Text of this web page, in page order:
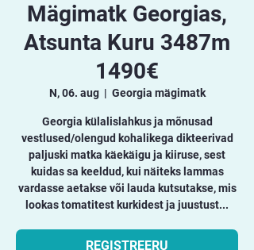
Mägimatk Georgias,
Atsunta Kuru 3487m
1490€
N, 06. aug
  |
Georgia mägimatk
Georgia külalislahkus ja mõnusad
vestlused/olengud kohalikega dikteerivad
paljuski matka käekäigu ja kiiruse, sest
kuidas sa keeldud, kui näiteks lammas
vardasse aetakse või lauda kutsutakse, mis
lookas tomatitest kurkidest ja juustust...
REGISTREERU